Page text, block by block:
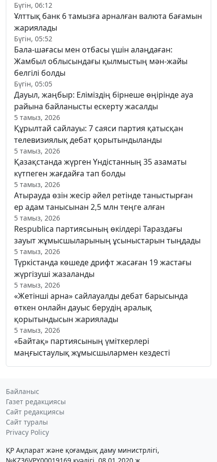
Бүгін, 06:12
Ұлттық банк 6 тамызға арналған валюта бағамын
жариялады
Бүгін, 05:52
Бала-шағасы мен отбасы үшін алаңдаған:
Жамбыл облысындағы қылмыстың мән-жайы
белгілі болды
Бүгін, 05:05
Дауыл, жаңбыр: Еліміздің бірнеше өңірінде ауа
райына байланысты ескерту жасалды
5 тамыз, 2026
Құрылтай сайлауы: 7 саяси партия қатысқан
телевизиялық дебат қорытындыланды
5 тамыз, 2026
Қазақстанда жүрген Үндістанның 35 азаматы
күтпеген жағдайға тап болды
5 тамыз, 2026
Атырауда өзін жесір әйел ретінде таныстырған
ер адам танысынан 2,5 млн теңге алған
5 тамыз, 2026
Respublica партиясының өкілдері Тараздағы
зауыт жұмысшыларының ұсыныстарын тыңдады
5 тамыз, 2026
Түркістанда көшеде дрифт жасаған 19 жастағы
жүргізуші жазаланды
5 тамыз, 2026
«Жетінші арна» сайлауалды дебат барысында
өткен онлайн дауыс берудің аралық
қорытындысын жариялады
5 тамыз, 2026
«Байтақ» партиясының үміткерлері
маңғыстаулық жұмысшылармен кездесті
Байланыс
Газет редакциясы
Сайт редакциясы
Сайт туралы
Privacy Policy
ҚР Ақпарат және қоғамдық даму министрлігі,